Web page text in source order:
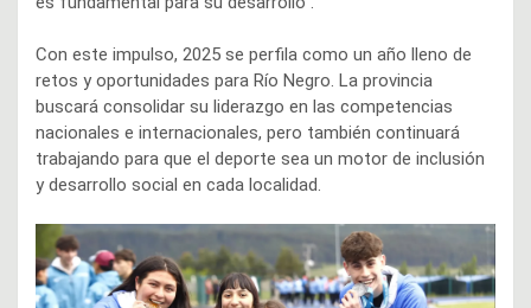
Con este impulso, 2025 se perfila como un año lleno de
retos y oportunidades para Río Negro. La provincia
buscará consolidar su liderazgo en las competencias
nacionales e internacionales, pero también continuará
trabajando para que el deporte sea un motor de inclusión
y desarrollo social en cada localidad.